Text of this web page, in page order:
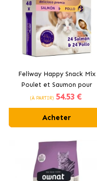
Feliway Happy Snack Mix
Poulet et Saumon pour
Chats avec Alpha-
Casozépine
(À PARTIR) 54.53 €
Acheter